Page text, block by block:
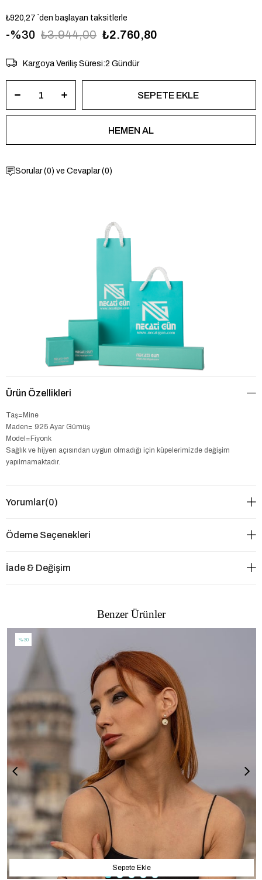
₺920,27 `den başlayan taksitlerle
30 ₺3.944,00 ₺2.760,80
Kargoya Veriliş Süresi:2 Gündür
Sorular (0) ve Cevaplar (0)
Ürün Özellikleri
Taş=Mine
Maden= 925 Ayar Gümüş
Model=Fiyonk
Sağlık ve hijyen açısından uygun olmadığı için küpelerimizde değişim
yapılmamaktadır.
Yorumlar(0)
Ödeme Seçenekleri
İade & Değişim
Benzer Ürünler
Sepete Ekle
%30